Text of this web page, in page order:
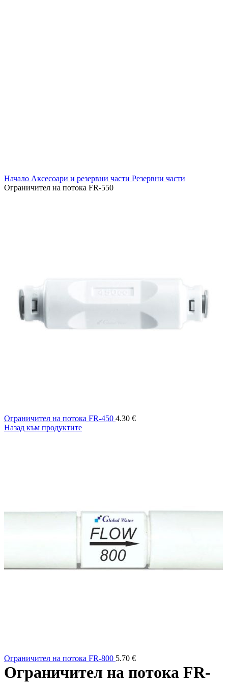
Начало Аксесоари и резервни части Резервни части
Ограничител на потока FR-550
Ограничител на потока FR-450 4.30 €
Назад към продуктите
Ограничител на потока FR-800 5.70 €
Ограничител на потока FR-